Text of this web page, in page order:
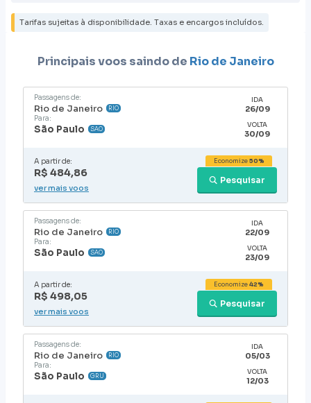
Tarifas sujeitas à disponibilidade. Taxas e encargos incluídos.
Principais voos saindo de Rio de Janeiro
Passagens de:
Rio de Janeiro RIO
Para:
São Paulo SAO
IDA
26/09
VOLTA
30/09
A partir de:
R$ 484,86
Pesquisar
Economize50%
ver mais voos
Passagens de:
Rio de Janeiro RIO
Para:
São Paulo SAO
IDA
22/09
VOLTA
23/09
A partir de:
R$ 498,05
Pesquisar
Economize42%
ver mais voos
Passagens de:
Rio de Janeiro RIO
Para:
São Paulo GRU
IDA
05/03
VOLTA
12/03